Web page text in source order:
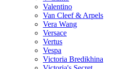
Valentino
Van Cleef & Arpels
Vera Wang
Versace
Vertus
Vespa
Victoria Bredikhina